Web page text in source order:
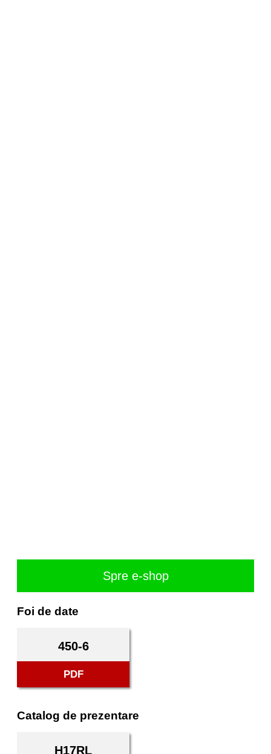
Spre e-shop
Foi de date
450-6
PDF
Catalog de prezentare
H17RL